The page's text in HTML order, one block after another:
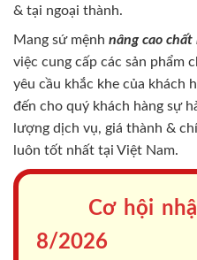
& tại ngoại thành.
Mang sứ mệnh nâng cao chất
việc cung cấp các sản phẩm
yêu cầu khắc khe của khách
đến cho quý khách hàng sự
lượng dịch vụ, giá thành &
luôn tốt nhất tại Việt Nam.
Cơ hội
8/2026